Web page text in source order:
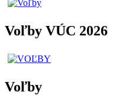
Voľby VÚC 2026
Voľby